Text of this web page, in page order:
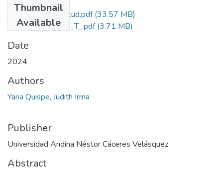
Thumbnail
Available
Grado de Similitud.pdf(33.57 MB)
T036_43135186_T_.pdf(3.71 MB)
Date
2024
Authors
Yana Quispe, Judith Irma
Publisher
Universidad Andina Néstor Cáceres Velásquez
Abstract